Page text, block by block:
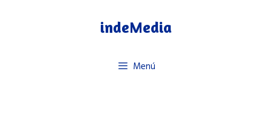
indeMedia
Menú